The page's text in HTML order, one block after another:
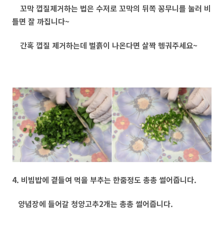
꼬막 껍질제거하는 법은 수저로 꼬막의 뒤쪽 꽁무니를 눌러 비
틀면 잘 까집니다~
간혹 껍질 제거하는데 벌흙이 나온다면 살짝 헹궈주세요~
4. 비빔밥에 곁들여 먹을 부추는 한줌정도 총총 썰어줍니다.
양념장에 들어갈 청양고추2개는 총총 썰어줍니다.